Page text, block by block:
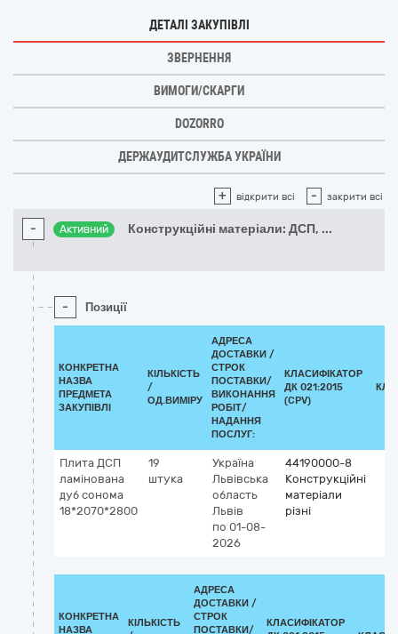
ДЕТАЛІ ЗАКУПІВЛІ
ЗВЕРНЕННЯ
ВИМОГИ/СКАРГИ
DOZORRO
ДЕРЖАУДИТСЛУЖБА УКРАЇНИ
+ відкрити всі - закрити всі
- Активний Конструкційні матеріали: ДСП, ...
- Позиції
КОНКРЕТНА
НАЗВА
ПРЕДМЕТА
ЗАКУПІВЛІ
КІЛЬКІСТЬ
/
ОД.ВИМІРУ
АДРЕСА
ДОСТАВКИ /
СТРОК
ПОСТАВКИ/
ВИКОНАННЯ
РОБІТ/
НАДАННЯ
ПОСЛУГ:
КЛАСИФІКАТОР
ДК 021:2015
(CPV)
Плита ДСП
ламінована
дуб сонома
18*2070*2800
19
штука
Україна
Львівська
область
Львів
по 01-08-
2026
44190000-8
Конструкційні
матеріали
різні
КОНКРЕТНА
НАЗВА
КІЛЬКІСТЬ
АДРЕСА
ДОСТАВКИ /
СТРОК
ПОСТАВКИ/
КЛАСИФІКАТОР